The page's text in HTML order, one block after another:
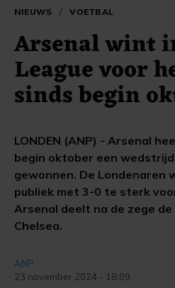
NIEUWS / VOETBAL
Arsenal wint
League voor
sinds begin
LONDEN (ANP) - Arsenal
begin oktober een
gewonnen. De Londenaren
publiek met 3-0 te sterk
Arsenal deelt na de zege
Chelsea.
ANP
23 november 2024 - 18:09